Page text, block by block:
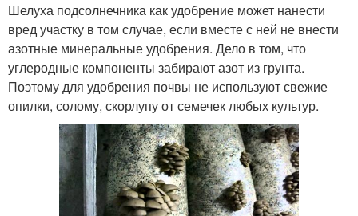
Шелуха подсолнечника как удобрение может нанести
вред участку в том случае, если вместе с ней не внести
азотные минеральные удобрения. Дело в том, что
углеродные компоненты забирают азот из грунта.
Поэтому для удобрения почвы не используют свежие
опилки, солому, скорлупу от семечек любых культур.